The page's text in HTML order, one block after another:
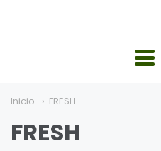
Menú
Principal
Inicio FRESH
FRESH